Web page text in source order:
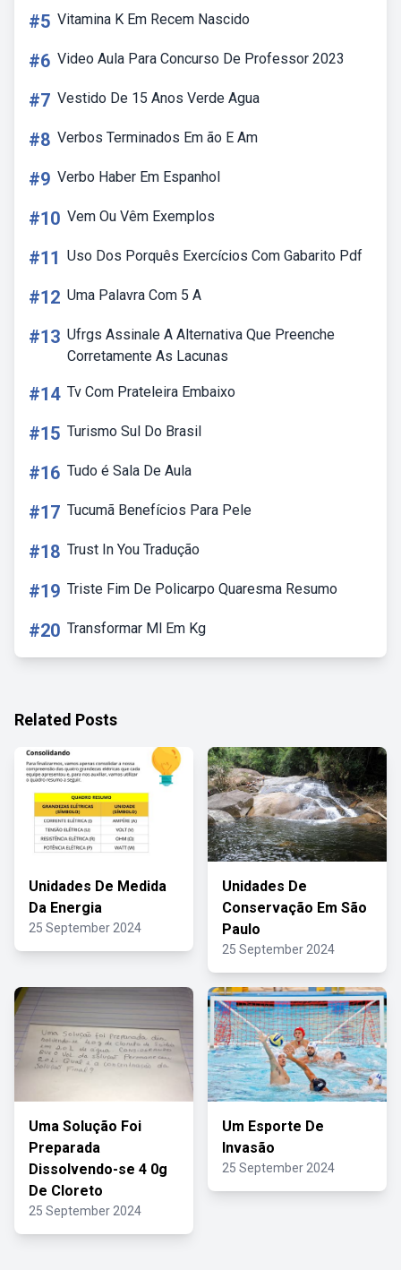
#5 Vitamina K Em Recem Nascido
#6 Video Aula Para Concurso De Professor 2023
#7 Vestido De 15 Anos Verde Agua
#8 Verbos Terminados Em ão E Am
#9 Verbo Haber Em Espanhol
#10 Vem Ou Vêm Exemplos
#11 Uso Dos Porquês Exercícios Com Gabarito Pdf
#12 Uma Palavra Com 5 A
#13 Ufrgs Assinale A Alternativa Que Preenche
Corretamente As Lacunas
#14 Tv Com Prateleira Embaixo
#15 Turismo Sul Do Brasil
#16 Tudo é Sala De Aula
#17 Tucumã Benefícios Para Pele
#18 Trust In You Tradução
#19 Triste Fim De Policarpo Quaresma Resumo
#20 Transformar Ml Em Kg
Related Posts
Unidades De Medida
Da Energia
25 September 2024
Unidades De
Conservação Em São
Paulo
25 September 2024
Uma Solução Foi
Preparada
Dissolvendo-se 4 0g
De Cloreto
25 September 2024
Um Esporte De
Invasão
25 September 2024